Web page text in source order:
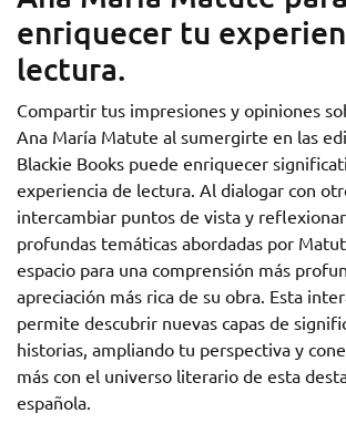
enriquecer tu
lectura.
Compartir tus impresiones y opiniones
Ana María Matute al sumergirte en las
Blackie Books puede enriquecer
experiencia de lectura. Al dialogar con
intercambiar puntos de vista y
profundas temáticas abordadas por
espacio para una comprensión más
apreciación más rica de su obra. Esta
permite descubrir nuevas capas de
historias, ampliando tu perspectiva y
más con el universo literario de esta
española.